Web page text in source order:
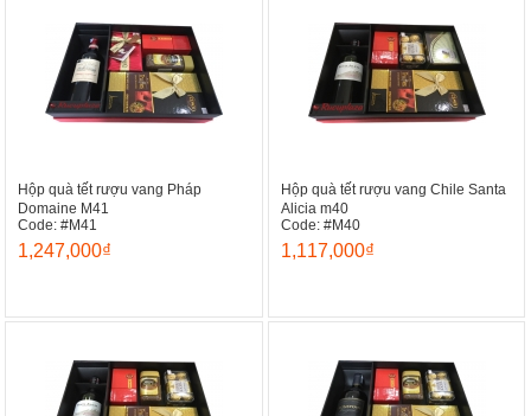
Hộp quà tết rượu vang Pháp
Domaine M41
Code: #M41
1,247,000₫
Hộp quà tết rượu vang Chile Santa
Alicia m40
Code: #M40
1,117,000₫